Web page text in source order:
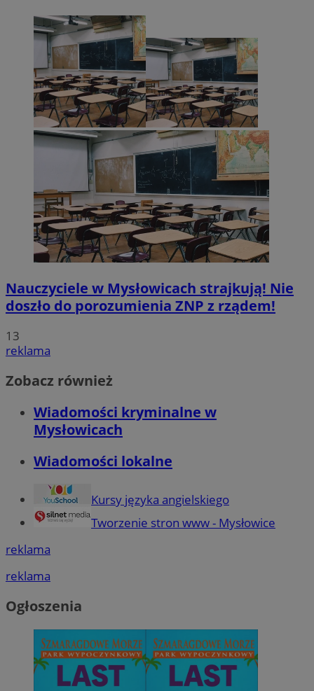
Nauczyciele w Mysłowicach strajkują! Nie
doszło do porozumienia ZNP z rządem!
13
reklama
Zobacz również
Wiadomości kryminalne w
Mysłowicach
Wiadomości lokalne
Kursy języka angielskiego
Tworzenie stron www - Mysłowice
reklama
reklama
Ogłoszenia